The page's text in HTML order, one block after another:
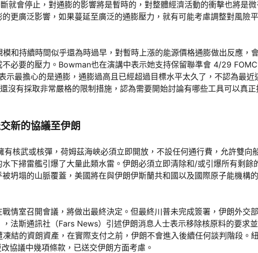
就會停止，對通膨的影響將是暫時的，對整體經濟活動的衝擊也將是
更廣泛影響，如果蔓延至廣泛的通膨壓力，就有可能考慮調整對風險
和持續時間似乎還為時過早，對暫時上漲的能源價格通膨做出反應，
必要的壓力。Bowman也在演講中表示她支持保留聯準會 4/29
最擔心的是通膨，通膨過高且已經超過目標水平太久了，不認為最近
沒有採取非常嚴格的限制措施，認為需要開始討論有哪些工具可以真正
新的協議至伊朗
核武或核彈，荷姆茲海峽必須立即開放，不設任何通行費，允許雙向
下掃雷艦引爆了大量此類水雷。伊朗必須立即清除和/或引爆所有剩餘
坍塌的山脈覆蓋，美國將在與伊朗伊斯蘭共和國以及國際原子能機構
情室召開會議，將做出最終決定。但最終川普未完成簽署，伊朗外交
法斯通訊社（Fars News）引述伊朗消息人士表示移除核原料的要求
結的資朗資產，在實際支付之前，伊朗不會進入後續任何談判階段。
協議中幾項條款，已送交伊朗方面考慮。